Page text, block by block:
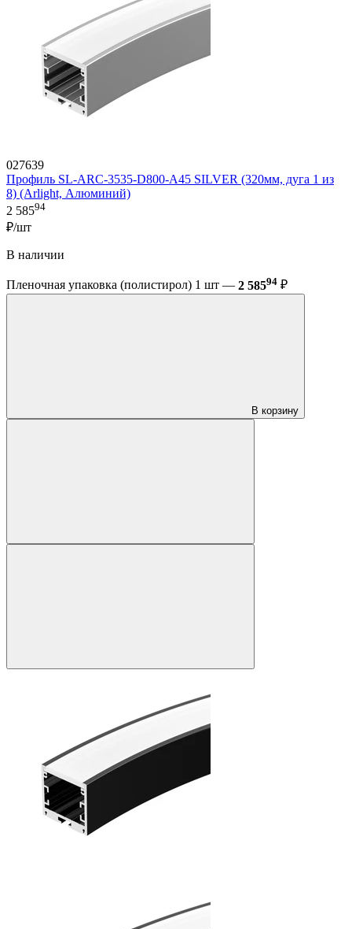
027639
Профиль SL-ARC-3535-D800-A45 SILVER (320мм, дуга 1 из
8) (Arlight, Алюминий)
2 58594
₽/шт
В наличии
Пленочная упаковка (полистирол) 1 шт — 2 58594 ₽
В корзину